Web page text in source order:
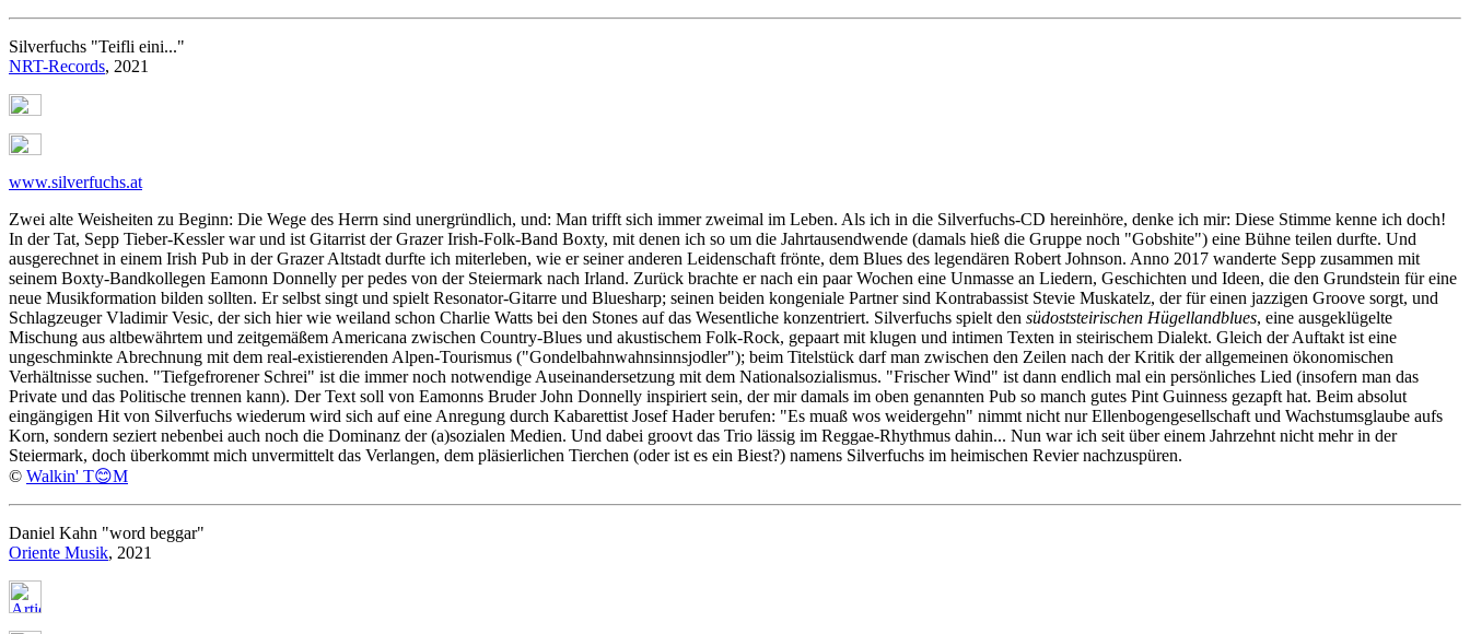
Silverfuchs "Teifli eini..."
NRT-Records, 2021
www.silverfuchs.at
Zwei alte Weisheiten zu Beginn: Die Wege des Herrn sind unergründlich, und: Man trifft sich immer zweimal im Leben. Als ich in die Silverfuchs-CD hereinhöre, denke ich mir: Diese Stimme kenne ich doch!
In der Tat, Sepp Tieber-Kessler war und ist Gitarrist der Grazer Irish-Folk-Band Boxty, mit denen ich so um die Jahrtausendwende (damals hieß die Gruppe noch "Gobshite") eine Bühne teilen durfte. Und
ausgerechnet in einem Irish Pub in der Grazer Altstadt durfte ich miterleben, wie er seiner anderen Leidenschaft frönte, dem Blues des legendären Robert Johnson. Anno 2017 wanderte Sepp zusammen mit
seinem Boxty-Bandkollegen Eamonn Donnelly per pedes von der Steiermark nach Irland. Zurück brachte er nach ein paar Wochen eine Unmasse an Liedern, Geschichten und Ideen, die den Grundstein für eine
neue Musikformation bilden sollten. Er selbst singt und spielt Resonator-Gitarre und Bluesharp; seinen beiden kongeniale Partner sind Kontrabassist Stevie Muskatelz, der für einen jazzigen Groove sorgt, und
Schlagzeuger Vladimir Vesic, der sich hier wie weiland schon Charlie Watts bei den Stones auf das Wesentliche konzentriert. Silverfuchs spielt den südoststeirischen Hügellandblues, eine ausgeklügelte
Mischung aus altbewährtem und zeitgemäßem Americana zwischen Country-Blues und akustischem Folk-Rock, gepaart mit klugen und intimen Texten in steirischem Dialekt. Gleich der Auftakt ist eine
ungeschminkte Abrechnung mit dem real-existierenden Alpen-Tourismus ("Gondelbahnwahnsinnsjodler"); beim Titelstück darf man zwischen den Zeilen nach der Kritik der allgemeinen ökonomischen
Verhältnisse suchen. "Tiefgefrorener Schrei" ist die immer noch notwendige Auseinandersetzung mit dem Nationalsozialismus. "Frischer Wind" ist dann endlich mal ein persönliches Lied (insofern man das
Private und das Politische trennen kann). Der Text soll von Eamonns Bruder John Donnelly inspiriert sein, der mir damals im oben genannten Pub so manch gutes Pint Guinness gezapft hat. Beim absolut
eingängigen Hit von Silverfuchs wiederum wird sich auf eine Anregung durch Kabarettist Josef Hader berufen: "Es muaß wos weidergehn" nimmt nicht nur Ellenbogengesellschaft und Wachstumsglaube aufs
Korn, sondern seziert nebenbei auch noch die Dominanz der (a)sozialen Medien. Und dabei groovt das Trio lässig im Reggae-Rhythmus dahin... Nun war ich seit über einem Jahrzehnt nicht mehr in der
Steiermark, doch überkommt mich unvermittelt das Verlangen, dem pläsierlichen Tierchen (oder ist es ein Biest?) namens Silverfuchs im heimischen Revier nachzuspüren.
© Walkin' T😊M
Daniel Kahn "word beggar"
Oriente Musik, 2021